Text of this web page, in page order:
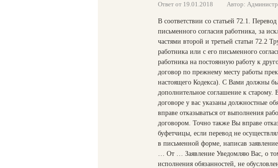
Ответ от 19.01.2018 Автор:
В соответствии со статьей 72.1.
письменного согласия работника, за
частями второй и третьей статьи 72.2
работника или с его письменного
работника на постоянную работу к
договор по прежнему месту работы
настоящего Кодекса). С Вами должны
дополнительное соглашение к
договоре у вас указаны должностные
вправе отказываться от выполнения
договором. Точно также Вы вправе
буфетчицы, если перевод не
в письменной форме, написав
… От … Заявление Уведомляю Вас, о
исполнения обязанностей, не